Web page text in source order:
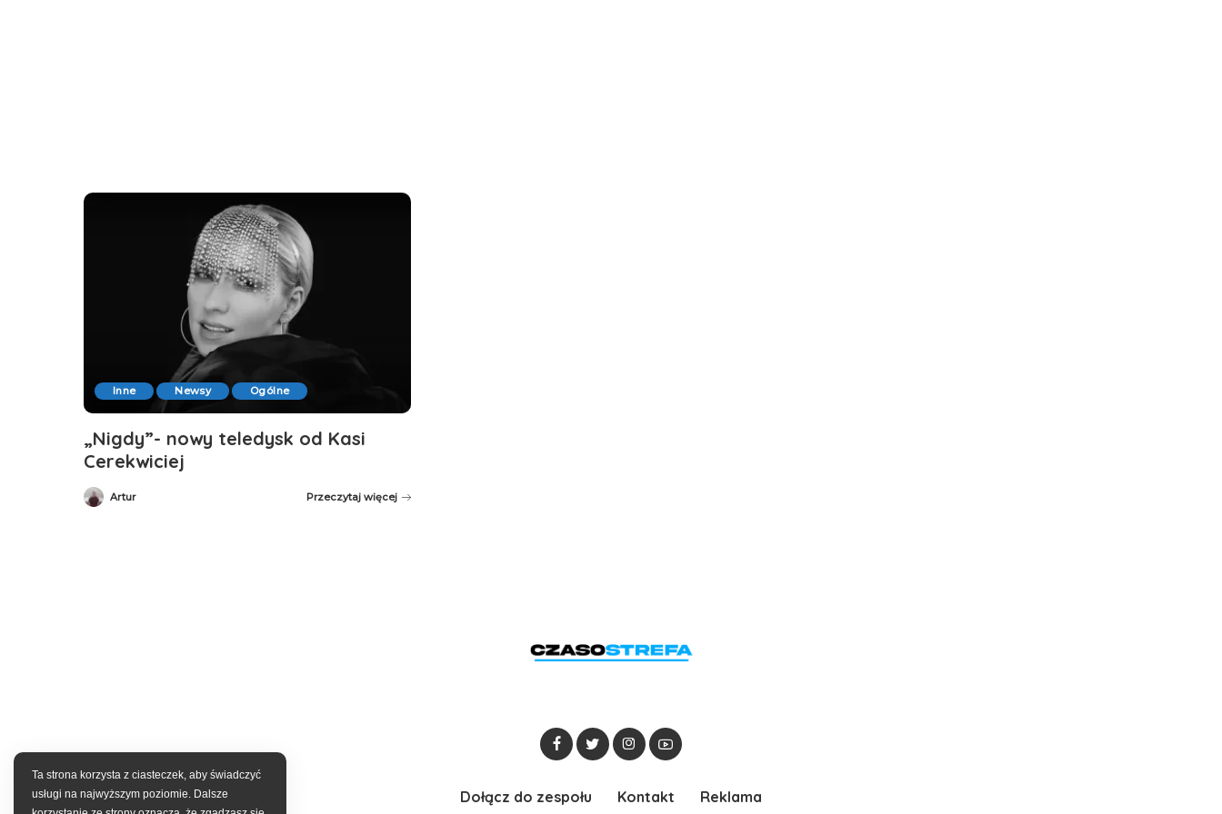
Inne Newsy Ogólne
„Nigdy”- nowy teledysk od Kasi
Cerekwiciej
Posted
by
Artur Przeczytaj więcej
Dołącz do zespołu Kontakt Reklama
Ta strona korzysta z ciasteczek, aby świadczyć
usługi na najwyższym poziomie. Dalsze